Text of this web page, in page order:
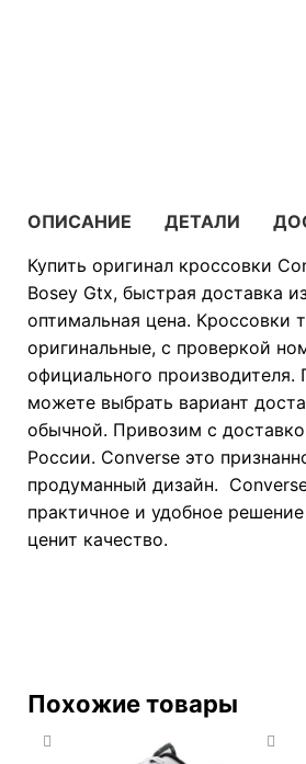
ОПИСАНИЕ ДЕТАЛИ
Купить оригинал кроссовки
Bosey Gtx, быстрая доставка
оптимальная цена. Кроссовки
оригинальные, с проверкой
официального производителя.
можете выбрать вариант
обычной. Привозим с
России. Converse это
продуманный дизайн.
практичное и удобное
ценит качество.
Похожие товары